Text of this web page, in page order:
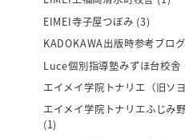
EIMEI寺子屋つぼみ (3)
KADOKAWA出版時参考ブログ
Luce個別指導塾みずほ台校舎
エイメイ学院トナリエ（旧ソ
エイメイ学院トナリエふじみ
(1)